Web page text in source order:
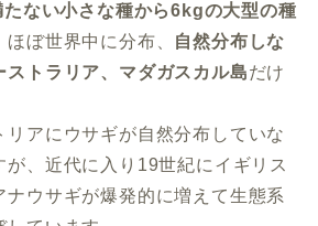
ない小さな種から6kgの大型の種
ほぼ世界中に分布、 自然分布しな
ストラリア、マダガスカル島だけ
リアにウサギが自然分布していな
、近代に入り19世紀にイギリス
ナウサギが爆発的に増えて生態系